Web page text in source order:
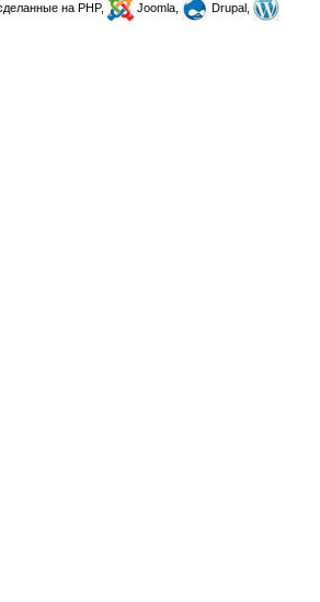
сделанные на PHP, Joomla,
Drupal,